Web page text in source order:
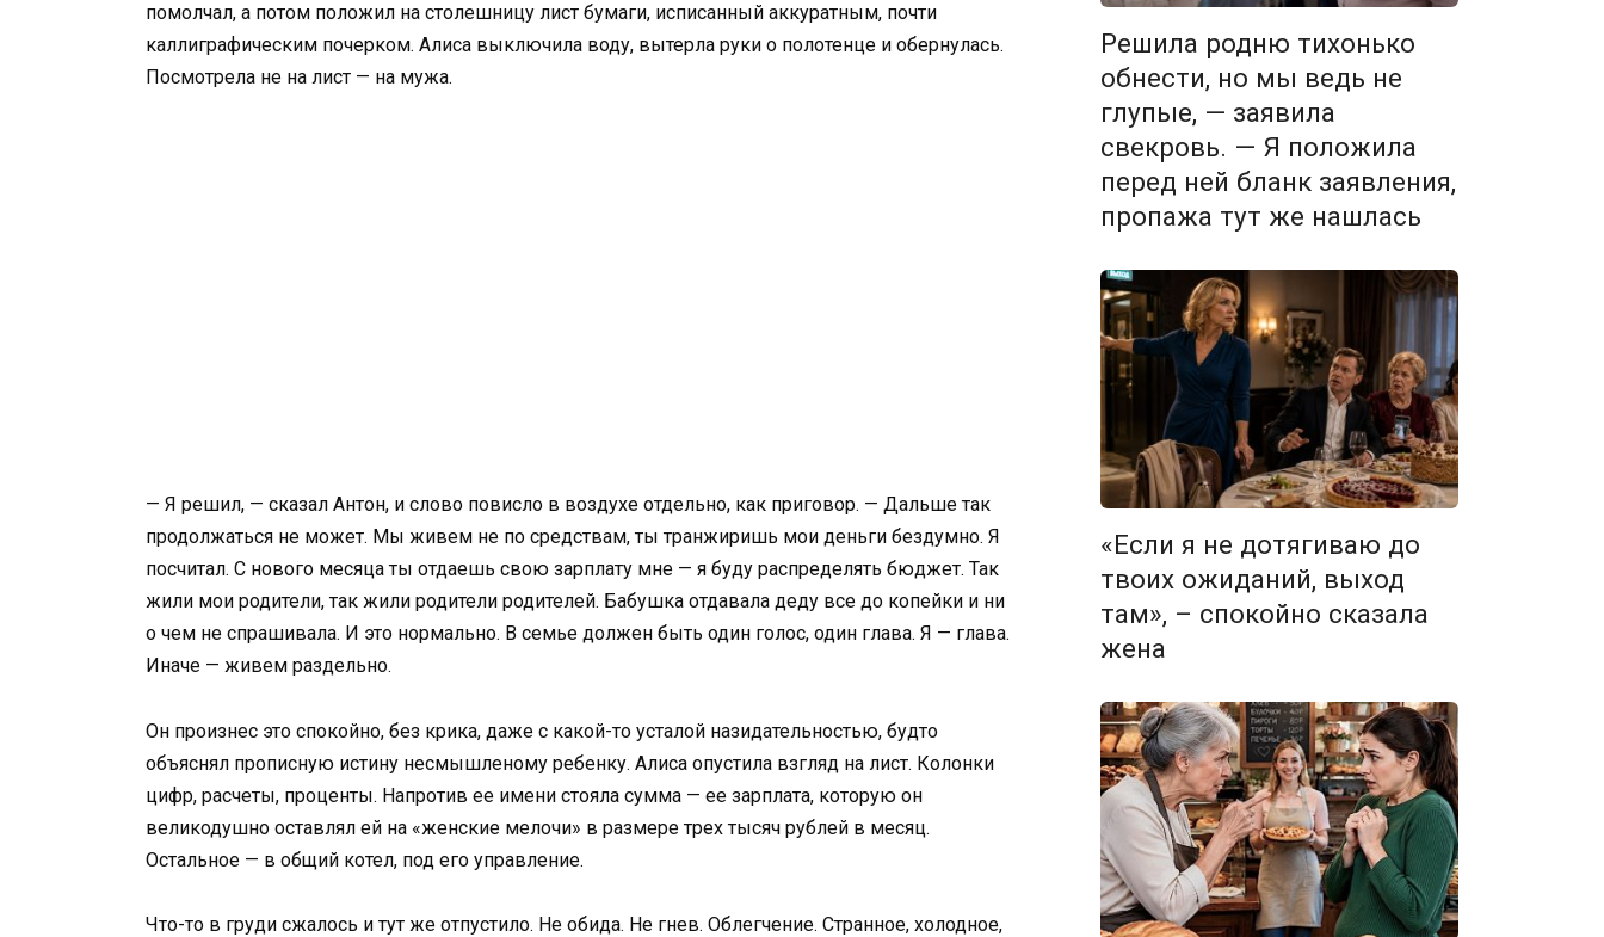
помолчал, а потом положил на столешницу лист бумаги, исписанный аккуратным, почти
каллиграфическим почерком. Алиса выключила воду, вытерла руки о полотенце и обернулась.
Посмотрела не на лист — на мужа.
— Я решил, — сказал Антон, и слово повисло в воздухе отдельно, как приговор. — Дальше так
продолжаться не может. Мы живем не по средствам, ты транжиришь мои деньги бездумно. Я
посчитал. С нового месяца ты отдаешь свою зарплату мне — я буду распределять бюджет. Так
жили мои родители, так жили родители родителей. Бабушка отдавала деду все до копейки и ни
о чем не спрашивала. И это нормально. В семье должен быть один голос, один глава. Я — глава.
Иначе — живем раздельно.
Он произнес это спокойно, без крика, даже с какой-то усталой назидательностью, будто
объяснял прописную истину несмышленому ребенку. Алиса опустила взгляд на лист. Колонки
цифр, расчеты, проценты. Напротив ее имени стояла сумма — ее зарплата, которую он
великодушно оставлял ей на «женские мелочи» в размере трех тысяч рублей в месяц.
Остальное — в общий котел, под его управление.
Что-то в груди сжалось и тут же отпустило. Не обида. Не гнев. Облегчение. Странное, холодное,
Решила родню тихонько
обнести, но мы ведь не
глупые, — заявила
свекровь. — Я положила
перед ней бланк заявления,
пропажа тут же нашлась
«Если я не дотягиваю до
твоих ожиданий, выход
там», – спокойно сказала
жена